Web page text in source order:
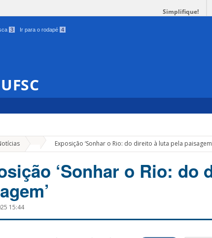
Simplifique!
3 Ir para o rodapé 4
Exposição ‘Sonhar o Rio: do direito à luta pela
‘Sonhar o Rio: do
15:44